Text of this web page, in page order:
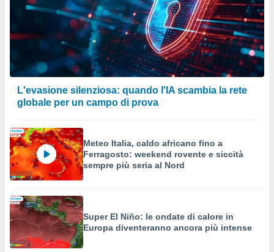
L'evasione silenziosa: quando l'IA scambia la rete
globale per un campo di prova
Meteo Italia, caldo africano fino a
Ferragosto: weekend rovente e siccità
sempre più seria al Nord
Super El Niño: le ondate di calore in
Europa diventeranno ancora più intense